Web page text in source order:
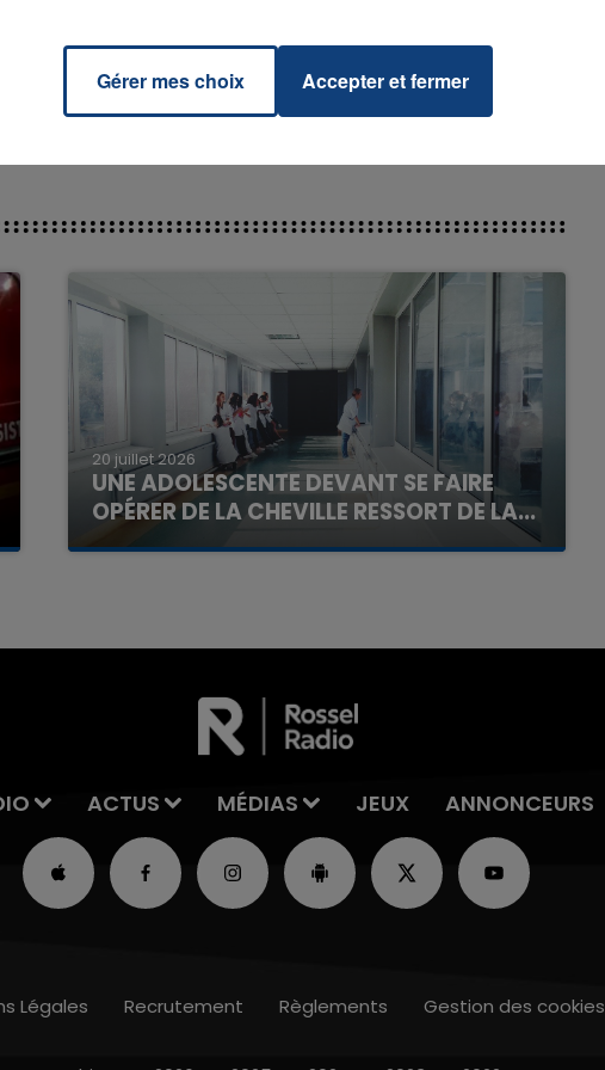
20 juillet 2026
UNE ADOLESCENTE DEVANT SE FAIRE
OPÉRER DE LA CHEVILLE RESSORT DE LA...
La famille a porté plainte contre la clinique qui a
ACTUS MÉDIAS JEUX ANNONCEURS
Légales Recrutement Règlements Gestion des cookies
Gérer mes choix Accepter et fermer